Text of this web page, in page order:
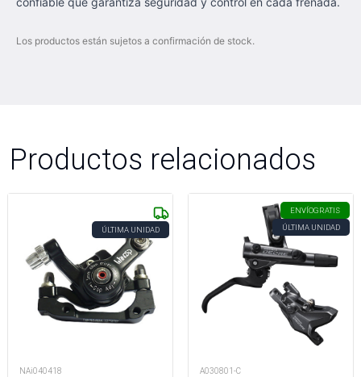
Los productos están sujetos a confirmación de stock.
Productos relacionados
ÚLTIMA UNIDAD
NAi040418
ENVÍOGRATIS
ÚLTIMA UNIDAD
A030801-C